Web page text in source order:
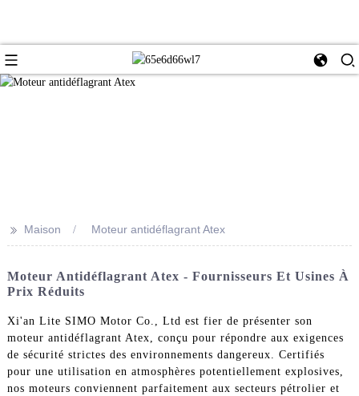
>> Maison Moteur antidéflagrant Atex
Moteur Antidéflagrant Atex - Fournisseurs Et Usines À
Prix Réduits
Xi'an Lite SIMO Motor Co., Ltd est fier de présenter son
moteur antidéflagrant Atex, conçu pour répondre aux exigences
de sécurité strictes des environnements dangereux. Certifiés
pour une utilisation en atmosphères potentiellement explosives,
nos moteurs conviennent parfaitement aux secteurs pétrolier et